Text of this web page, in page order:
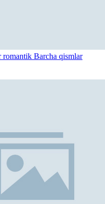
Barcha qismlar